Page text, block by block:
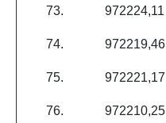
73. 972224,11
74. 972219,46
75. 972221,17
76. 972210,25